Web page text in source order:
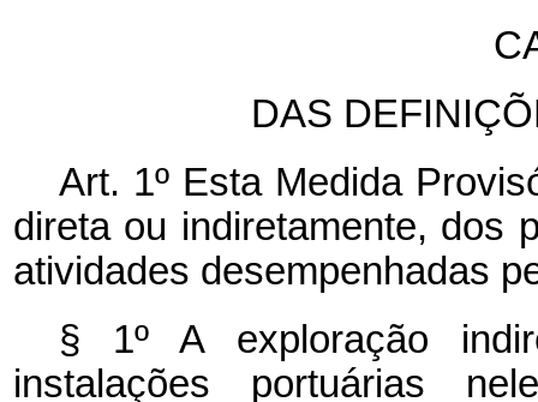
DAS
Art. 1º Esta Medida
direta ou indiretamente, dos
atividades desempenhadas
§ 1º A exploração
instalações portuárias